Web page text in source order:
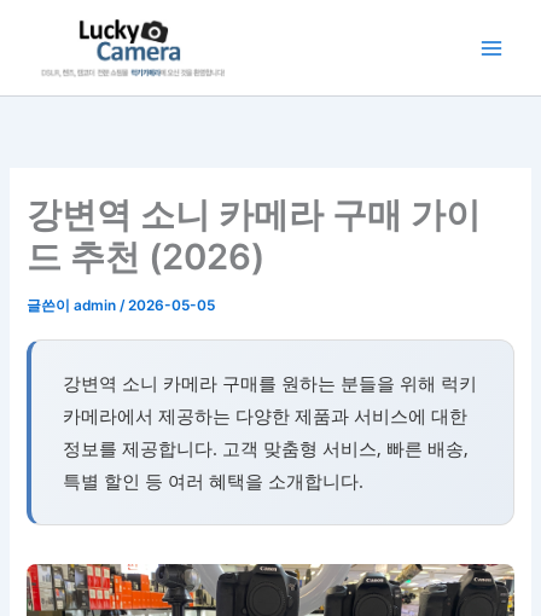
로
강변역 소니 카메라 구매 가이
드 추천 (2026)
글쓴이admin/2026-05-05
강변역 소니 카메라 구매를 원하는 분들을 위해 럭키
카메라에서 제공하는 다양한 제품과 서비스에 대한
정보를 제공합니다. 고객 맞춤형 서비스, 빠른 배송,
특별 할인 등 여러 혜택을 소개합니다.